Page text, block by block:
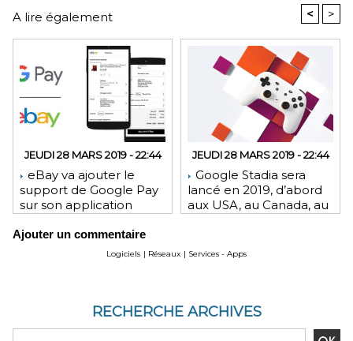
A lire également < >
JEUDI 28 MARS 2019 - 22:44
eBay va ajouter le
support de Google Pay
sur son application
JEUDI 28 MARS 2019 - 22:44
Google Stadia sera
lancé en 2019, d’abord
aux USA, au Canada, au
Ajouter un commentaire
Logiciels | Réseaux | Services - Apps
RECHERCHE ARCHIVES